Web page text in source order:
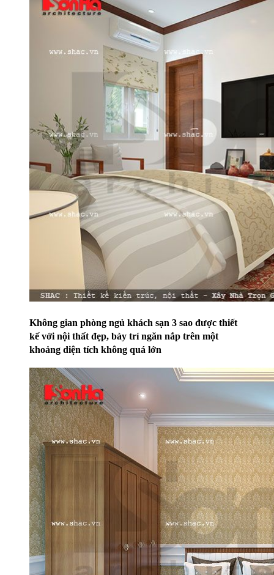
Không gian phòng ngủ khách sạn 3 sao được thiết
kế với nội thất đẹp, bày trí ngăn nắp trên một
khoảng diện tích không quá lớn